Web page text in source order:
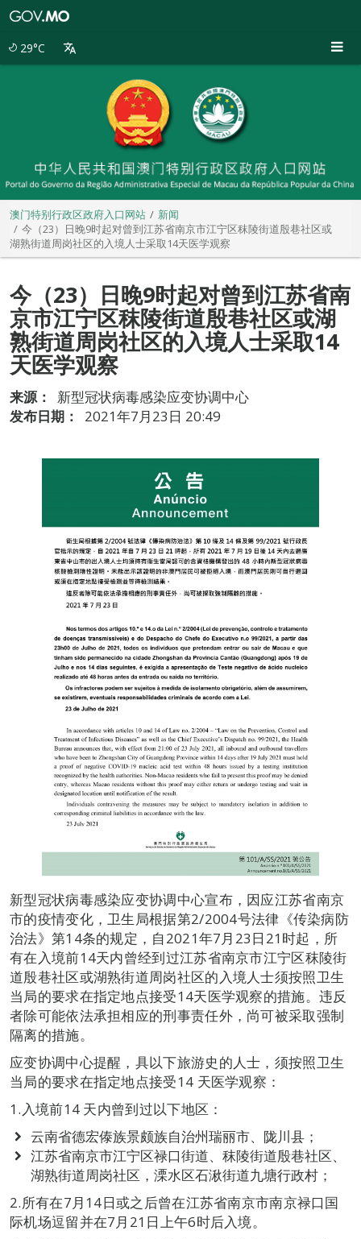
29°C
澳门特别行政区政府入口网站
新闻
今（23）日晚9时起对曾到江苏省南京市江宁区秣陵街道殷巷社区或
湖熟街道周岗社区的入境人士采取14天医学观察
今（23）日晚9时起对曾到江苏省南
京市江宁区秣陵街道殷巷社区或湖
熟街道周岗社区的入境人士采取14
天医学观察
来源：
新型冠状病毒感染应变协调中心
发布日期：
2021年7月23日 20:49
新型冠状病毒感染应变协调中心宣布，因应江苏省南京
市的疫情变化，卫生局根据第2/2004号法律《传染病防
治法》第14条的规定，自2021年7月23日21时起，所
有在入境前14天内曾经到过江苏省南京市江宁区秣陵街
道殷巷社区或湖熟街道周岗社区的入境人士须按照卫生
当局的要求在指定地点接受14天医学观察的措施。违反
者除可能依法承担相应的刑事责任外，尚可被采取强制
隔离的措施。
应变协调中心提醒，具以下旅游史的人士，须按照卫生
当局的要求在指定地点接受14 天医学观察：
1.入境前14 天内曾到过以下地区：
云南省德宏傣族景颇族自治州瑞丽市、陇川县；
江苏省南京市江宁区禄口街道、秣陵街道殷巷社区、
湖熟街道周岗社区，溧水区石湫街道九塘行政村；
2.所有在7月14日或之后曾在江苏省南京市南京禄口国
际机场逗留并在7月21日上午6时后入境。